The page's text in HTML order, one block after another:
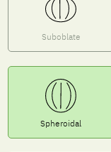
Suboblate
Spheroidal